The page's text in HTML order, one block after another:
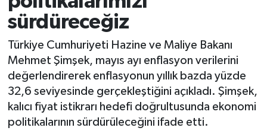
sürdüreceğiz
Türkiye Cumhuriyeti Hazine ve Maliye Bakanı
Mehmet Şimşek, mayıs ayı enflasyon verilerini
değerlendirerek enflasyonun yıllık bazda yüzde
32,6 seviyesinde gerçekleştiğini açıkladı. Şimşek,
kalıcı fiyat istikrarı hedefi doğrultusunda ekonomi
politikalarının sürdürüleceğini ifade etti.